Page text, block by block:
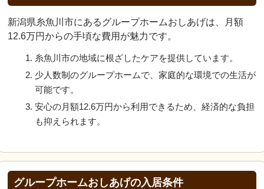
新潟県糸魚川市にあるグループホームおしあげは、月額
12.6万円からの手頃な費用が魅力です。
糸魚川市の地域に根ざしたケアを提供しています。
少人数制のグループホームで、家庭的な環境での生活が
可能です。
安心の月額12.6万円から利用できるため、経済的な負担
も抑えられます。
グループホームおしあげの入居条件